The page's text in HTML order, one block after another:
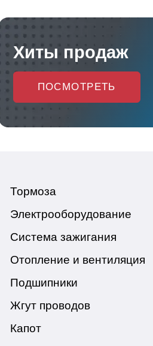
Хиты продаж
ПОСМОТРЕТЬ
Тормоза
Электрооборудование
Система зажигания
Отопление и вентиляция
Подшипники
Жгут проводов
Капот